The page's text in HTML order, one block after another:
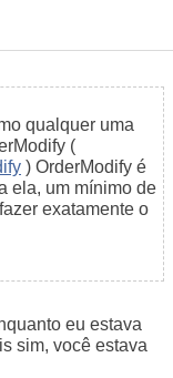
qualquer uma
(
) OrderModify é
ela, um mínimo de
exatamente o
eu estava
sim, você estava